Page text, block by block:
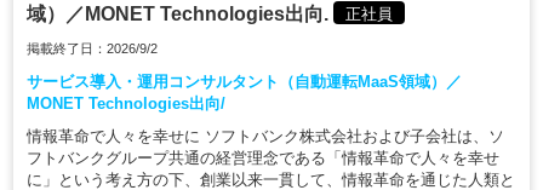
域）／MONET Technologies出向.
正社員
掲載終了日：2026/9/2
サービス導入・運用コンサルタント（自動運転MaaS領域）／
MONET Technologies出向/
情報革命で人々を幸せに ソフトバンク株式会社および子会社は、ソ
フトバンクグループ共通の経営理念である「情報革命で人々を幸せ
に」という考え方の下、創業以来一貫して、情報革命を通じた人類と